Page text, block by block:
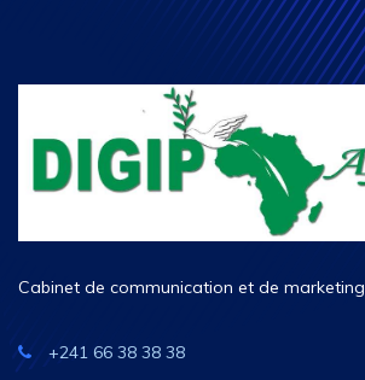
Cabinet de communication et de marketing
+241 66 38 38 38